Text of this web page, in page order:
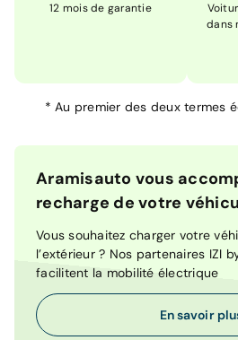
12 mois de garantie
dans
*Au premier des deux termes
Aramisauto vous
recharge de votre
Vous souhaitez charger votre
l’extérieur ? Nos partenaires IZI
facilitent la mobilité électrique
En savoir